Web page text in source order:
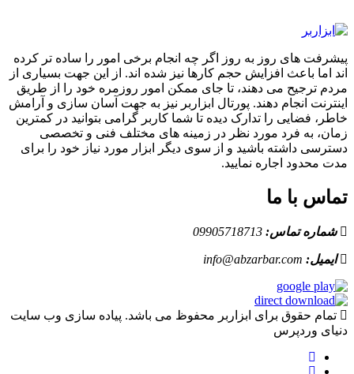
پیشرفت های روز به روز اگر چه انجام برخی امور را ساده تر کرده
اند اما باعث افزایش حجم کارها نیز شده اند. از این جهت بسیاری از
مردم ترجیح می دهند، تا جای ممکن امور روزمره خود را از طریق
اینترنت انجام دهند. پورتال ابزاربر نیز به جهت آسان سازی و آرامش
خاطر، فضایی را تدارک دیده تا شما کاربر گرامی بتوانید در کمترین
زمان، به فرد مورد نظر در زمینه های مختلف فنی و تخصصی
دسترسی داشته باشید و از سوی دیگر ابزار مورد نیاز خود را برای
مدت محدود اجاره نمایید.
تماس با ما
شماره تماس: 09905718713
ایمیل: info@abzarbar.com
تمام حقوق برای ابزاربر محفوظ می باشد. پیاده سازی وب سایت
دنیای وردپرس